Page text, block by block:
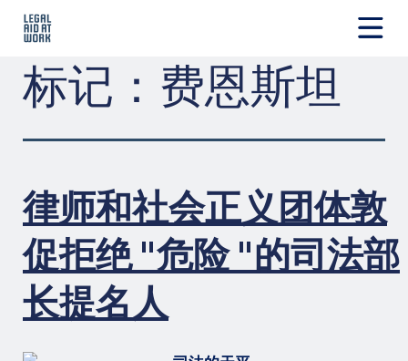
Aid
at
Work
标记： 费恩斯坦
律师和社会正义团体敦
促拒绝 "危险 "的司法部
长提名人